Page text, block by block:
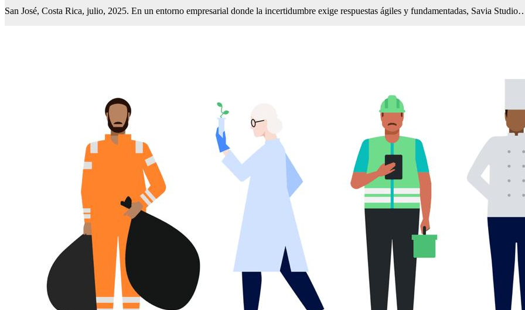
San José, Costa Rica, julio, 2025. En un entorno empresarial donde la incertidumbre exige respuestas ágiles y fundamentadas, Savia